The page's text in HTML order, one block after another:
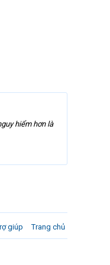
hiểm hơn là
giúp Trang chủ